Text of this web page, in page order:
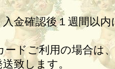
金確認後１週間以内
ドご利用の場合は
送致します。